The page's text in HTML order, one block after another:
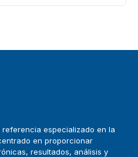
especializado en la
en proporcionar
resultados, análisis y